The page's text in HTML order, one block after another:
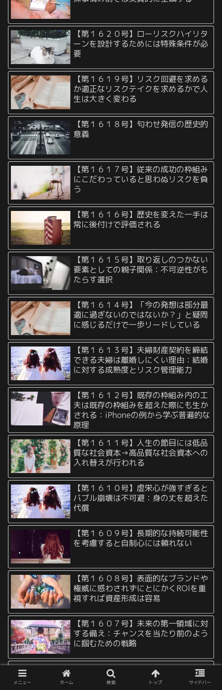
【第１６２０号】ローリスクハイリタ
ーンを設計するためには特殊条件が必
要
【第１６１９号】リスク回避を求める
か適正なリスクテイクを求めるかで人
生は大きく変わる
【第１６１８号】匂わせ発信の歴史的
意義
【第１６１７号】従来の成功の枠組み
にこだわっていると思わぬリスクを負
う
【第１６１６号】歴史を変えた一手は
常に後付けで評価される
【第１６１５号】取り返しのつかない
要素としての親子関係：不可逆性がも
たらす選択
【第１６１４号】「今の発想は部分最
適に過ぎないのではないか？」と疑問
に感じるだけで一歩リードしている
【第１６１３号】夫婦財産契約を締結
できる夫婦は離婚しにくい理由：結婚
に対する成熟度とリスク管理能力
【第１６１２号】既存の枠組み内の工
夫は既存の枠組みを超えた際にも生か
される：iPhoneの例から学ぶ普遍的な
原理
【第１６１１号】人生の節目には低品
質な社会資本→高品質な社会資本への
入れ替えが行われる
【第１６１０号】虚栄心が強すぎると
バブル崩壊は不可避：身の丈を超えた
代償
【第１６０９号】長期的な持続可能性
を考慮すると自制心には頼れない
【第１６０８号】表面的なブランドや
権威に惑わされずにとにかくROIを重
視すれば資産形成は容易
【第１６０７号】未来の第一領域に対
する備え：チャンスを当たり前のよう
に掴むための戦略
【第１６０６号】一般論、定説を無視
する力：自分だけの道を進む
メニュー ホーム 検索 トップ サイドバー